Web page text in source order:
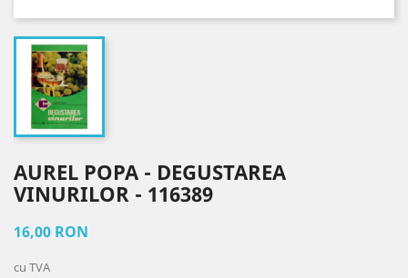
AUREL POPA - DEGUSTAREA
VINURILOR - 116389
16,00 RON
cu TVA